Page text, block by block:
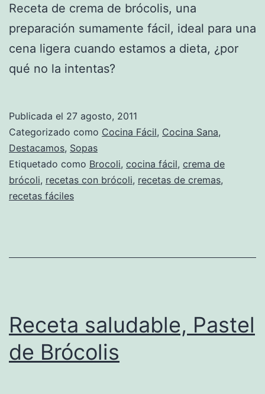
Receta de crema de brócolis, una
preparación sumamente fácil, ideal para una
cena ligera cuando estamos a dieta, ¿por
qué no la intentas?
Publicada el 27 agosto, 2011
Categorizado como Cocina Fácil, Cocina Sana,
Destacamos, Sopas
Etiquetado como Brocoli, cocina fácil, crema de
brócoli, recetas con brócoli, recetas de cremas,
recetas fáciles
Receta saludable, Pastel
de Brócolis